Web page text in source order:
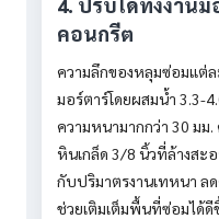
คอนกรีต
ความลึกของหลุมซ่อมแต่ล
มอร์ตาร์โดยผสมน้ำ 3.3-
ความหนามากกว่า 30 มม
หินเกล็ด 3/8 นิ้วที่ล้างสะ
กับปริมาตรงานเทหนา ล
ช่วยเติมเต็มพื้นที่ซ่อมได้ดี